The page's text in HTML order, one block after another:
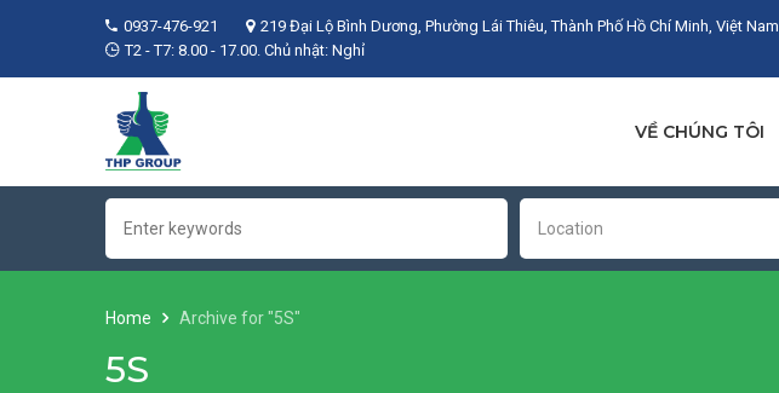
0937-476-921
219 Đại Lộ Bình Dương, Phường Lái Thiêu, Thành Phố Hồ Chí Minh, Việt Nam
T2 - T7: 8.00 - 17.00. Chủ nhật: Nghỉ
VỀ CHÚNG TÔI
Location
Home Archive for "5S"
5S